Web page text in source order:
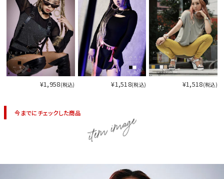
今活躍している多ジャンルダンサーさん×bombshellコラボ特集
¥1,958(税込) ¥1,518(税込) ¥1,518(税込)
今までにチェックした商品 item image